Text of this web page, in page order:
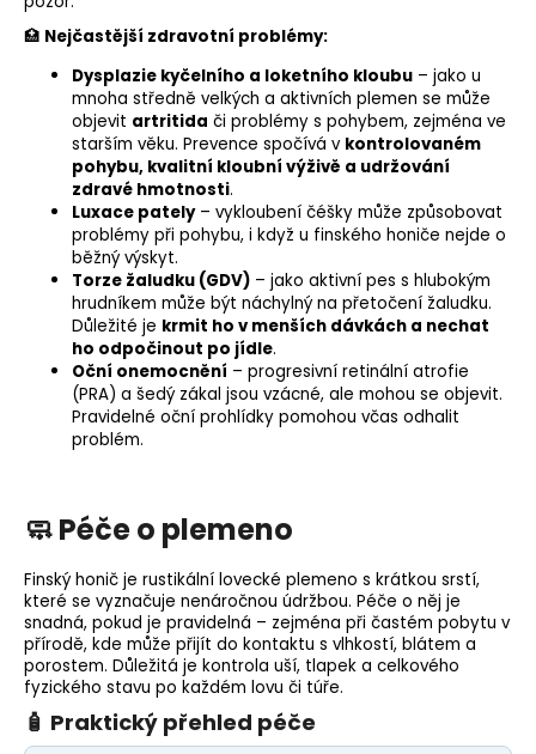
🏥 Nejčastější zdravotní problémy:
Dysplazie kyčelního a loketního kloubu – jako u
mnoha středně velkých a aktivních plemen se může
objevit artritida či problémy s pohybem, zejména ve
starším věku. Prevence spočívá v kontrolovaném
pohybu, kvalitní kloubní výživě a udržování
zdravé hmotnosti.
Luxace pately– vykloubení čéšky může způsobovat
problémy při pohybu, i když u finského honiče nejde o
běžný výskyt.
Torze žaludku (GDV) – jako aktivní pes s hlubokým
hrudníkem může být náchylný na přetočení žaludku.
Důležité je krmit ho v menších dávkách a nechat
ho odpočinout po jídle.
Oční onemocnění – progresivní retinální atrofie
(PRA) a šedý zákal jsou vzácné, ale mohou se objevit.
Pravidelné oční prohlídky pomohou včas odhalit
problém.
🧼 Péče o plemeno
Finský honič je rustikální lovecké plemeno s krátkou srstí,
které se vyznačuje nenáročnou údržbou. Péče o něj je
snadná, pokud je pravidelná – zejména při častém pobytu v
přírodě, kde může přijít do kontaktu s vlhkostí, blátem a
porostem. Důležitá je kontrola uší, tlapek a celkového
fyzického stavu po každém lovu či túře.
🧴 Praktický přehled péče